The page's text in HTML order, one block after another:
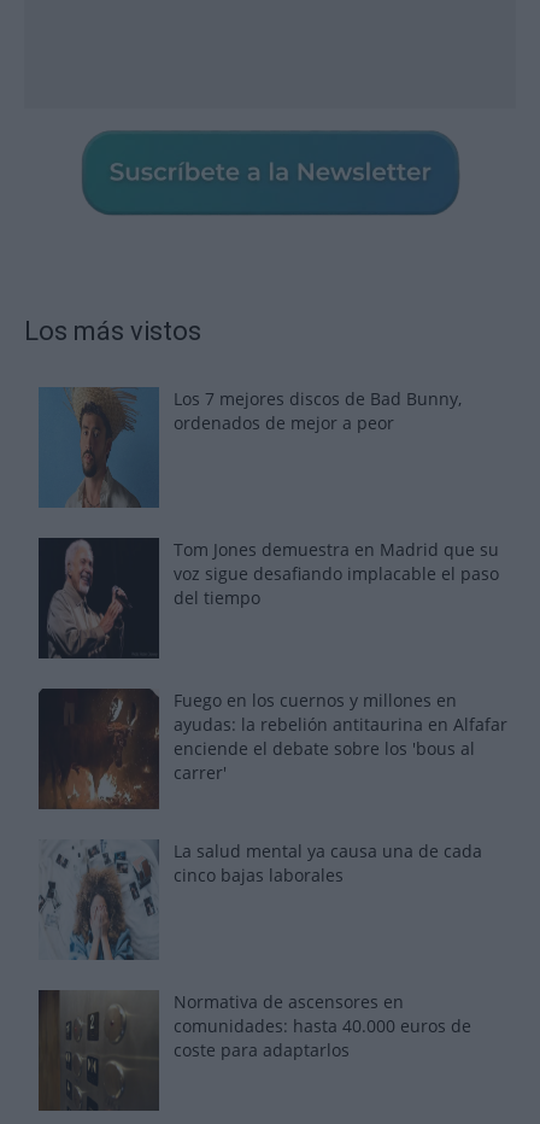
Los más vistos
Los 7 mejores discos de Bad Bunny,
ordenados de mejor a peor
Tom Jones demuestra en Madrid que su
voz sigue desafiando implacable el paso
del tiempo
Fuego en los cuernos y millones en
ayudas: la rebelión antitaurina en Alfafar
enciende el debate sobre los 'bous al
carrer'
La salud mental ya causa una de cada
cinco bajas laborales
Normativa de ascensores en
comunidades: hasta 40.000 euros de
coste para adaptarlos